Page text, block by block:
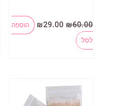
₪60.00
המחיר
₪29.00
המחיר
הנוכחי
הוספה
לסל